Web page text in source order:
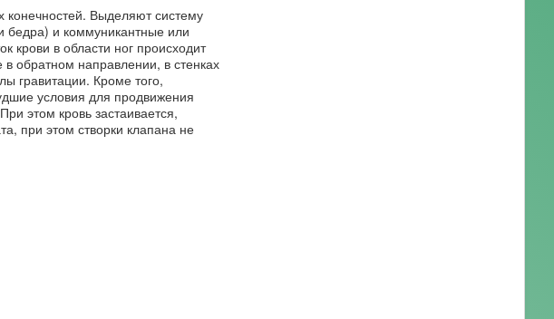
Выделяют систему
бедра) и коммуникантные или
крови в области ног происходит
обратном направлении, в стенках
гравитации. Кроме того,
условия для продвижения
этом кровь застаивается,
при этом створки клапана не